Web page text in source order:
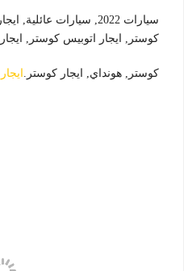
سيارات 2022, سيارات
كوستر, ايجار اتوبيس كوستر,
كوستر, هونداي, ايجار كوستر.